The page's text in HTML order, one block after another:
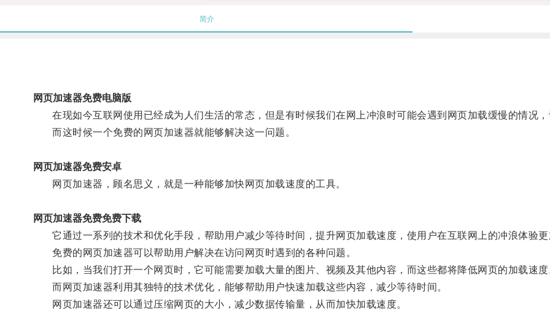
简介
网页加速器免费电脑版
在现如今互联网使用已经成为人们生活的常态，但是有时候我们在网上冲浪时可能会遇到网页加载缓慢的情况，
而这时候一个免费的网页加速器就能够解决这一问题。
网页加速器免费安卓
网页加速器，顾名思义，就是一种能够加快网页加载速度的工具。
网页加速器免费免费下载
它通过一系列的技术和优化手段，帮助用户减少等待时间，提升网页加载速度，使用户在互联网上的冲浪体验更
免费的网页加速器可以帮助用户解决在访问网页时遇到的各种问题。
比如，当我们打开一个网页时，它可能需要加载大量的图片、视频及其他内容，而这些都将降低网页的加载速度
而网页加速器利用其独特的技术优化，能够帮助用户快速加载这些内容，减少等待时间。
网页加速器还可以通过压缩网页的大小，减少数据传输量，从而加快加载速度。